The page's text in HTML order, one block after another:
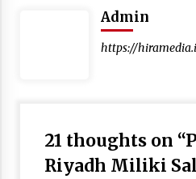
Admin
https://
21 thoughts on “
Riyadh Miliki